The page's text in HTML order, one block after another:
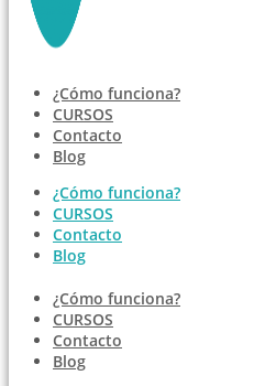
¿Cómo funciona?
CURSOS
Contacto
Blog
¿Cómo funciona?
CURSOS
Contacto
Blog
¿Cómo funciona?
CURSOS
Contacto
Blog